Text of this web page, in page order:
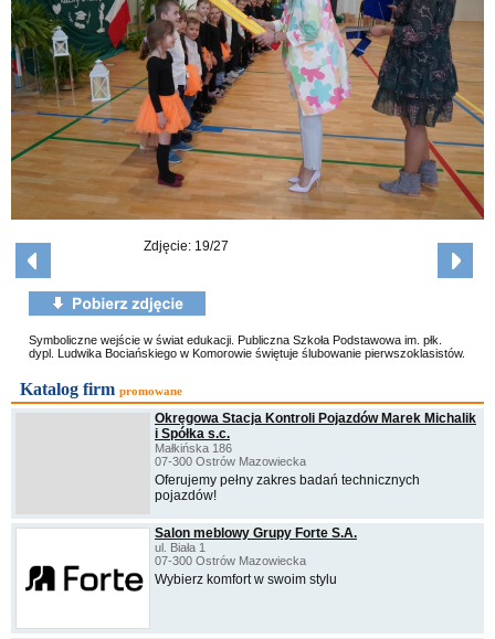
Zdjęcie: 19/27
Symboliczne wejście w świat edukacji. Publiczna Szkoła Podstawowa im. płk.
dypl. Ludwika Bociańskiego w Komorowie świętuje ślubowanie pierwszoklasistów.
Katalog firm promowane
Okręgowa Stacja Kontroli Pojazdów Marek Michalik
i Spółka s.c.
Małkińska 186
07-300 Ostrów Mazowiecka
Oferujemy pełny zakres badań technicznych
pojazdów!
Salon meblowy Grupy Forte S.A.
ul. Biała 1
07-300 Ostrów Mazowiecka
Wybierz komfort w swoim stylu